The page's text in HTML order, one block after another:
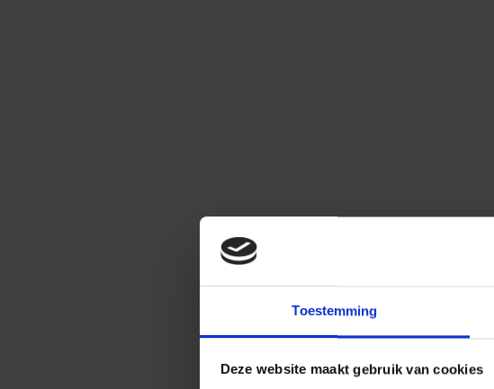
Toestemming
Deze website maakt gebruik van cookies